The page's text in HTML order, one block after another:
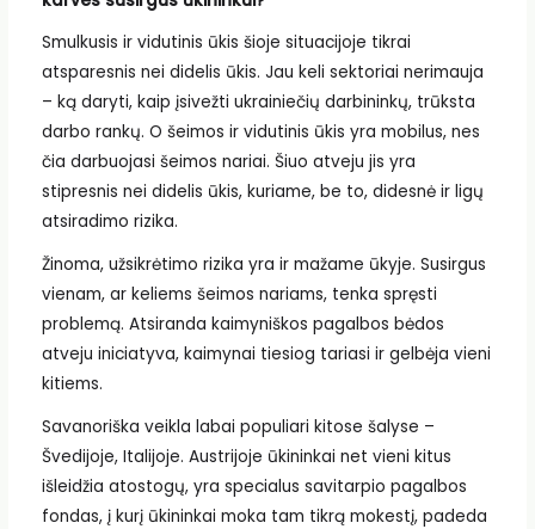
Smulkusis ir vidutinis ūkis šioje situacijoje tikrai
atsparesnis nei didelis ūkis. Jau keli sektoriai nerimauja
– ką daryti, kaip įsivežti ukrainiečių darbininkų, trūksta
darbo rankų. O šeimos ir vidutinis ūkis yra mobilus, nes
čia darbuojasi šeimos nariai. Šiuo atveju jis yra
stipresnis nei didelis ūkis, kuriame, be to, didesnė ir ligų
atsiradimo rizika.
Žinoma, užsikrėtimo rizika yra ir mažame ūkyje. Susirgus
vienam, ar keliems šeimos nariams, tenka spręsti
problemą. Atsiranda kaimyniškos pagalbos bėdos
atveju iniciatyva, kaimynai tiesiog tariasi ir gelbėja vieni
kitiems.
Savanoriška veikla labai populiari kitose šalyse –
Švedijoje, Italijoje. Austrijoje ūkininkai net vieni kitus
išleidžia atostogų, yra specialus savitarpio pagalbos
fondas, į kurį ūkininkai moka tam tikrą mokestį, padeda